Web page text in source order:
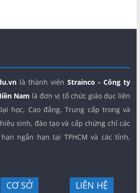
là thành viênStrainco - Công ty
Nam là đơn vị tổ chức giáo dục liên
học, Cao đẳng, Trung cấp trong và
sinh, đào tạo và cấp chứng chỉ các
ngắn hạn tại TPHCM và các tỉnh,
CƠ SỞ LIÊN HỆ